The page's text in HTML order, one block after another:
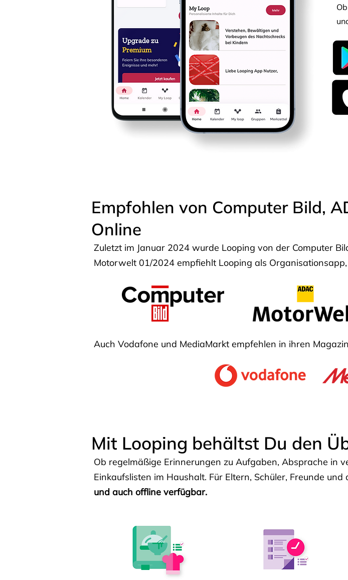
Empfohlen von Computer Bild,
Online
Zuletzt im Januar 2024 wurde Looping von der Computer
Motorwelt 01/2024 empfiehlt Looping als
Auch Vodafone und MediaMarkt empfehlen in ihren
Mit Looping behältst Du den
Ob regelmäßige Erinnerungen zu Aufgaben, Absprache in
Einkaufslisten im Haushalt. Für Eltern, Schüler, Freunde
und auch offline verfügbar.